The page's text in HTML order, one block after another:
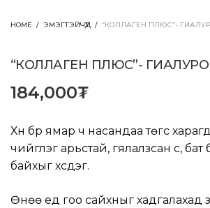
HOME / ЭМЭГТЭЙЧҮҮД / “КОЛЛАГЕН ПЛЮС”-
“КОЛЛАГЕН ПЛЮС”-
184,000₮
Хүн бүр ямар ч насандаа төгс
чийглэг арьстай, гялалзсан үс, бат
байхыг хүсдэг.
Өнөө үед гоо сайхныг